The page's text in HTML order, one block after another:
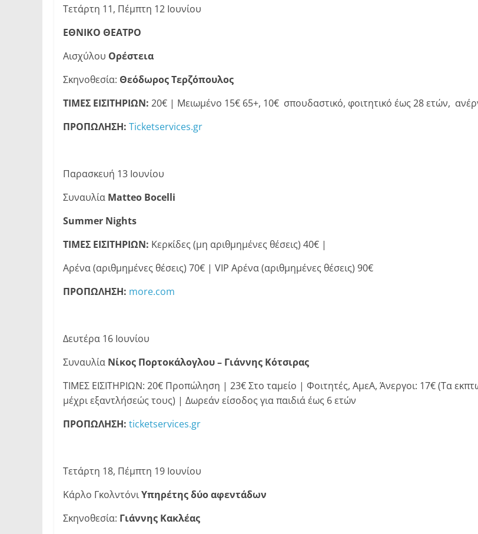
Τετάρτη 11, Πέμπτη 12 Ιουνίου
ΕΘΝΙΚΟ ΘΕΑΤΡΟ
Αισχύλου Ορέστεια
Σκηνοθεσία: Θεόδωρος Τερζόπουλος
ΤΙΜΕΣ ΕΙΣΙΤΗΡΙΩΝ: 20€ | Μειωμένο 15€ 65+, 10€ σπουδαστικό, φοιτητικό έως 28 ετών,
ΠΡΟΠΩΛΗΣΗ: Ticketservices.gr
Παρασκευή 13 Ιουνίου
Συναυλία Matteo Bocelli
Summer Nights
ΤΙΜΕΣ ΕΙΣΙΤΗΡΙΩΝ: Κερκίδες (μη αριθμημένες θέσεις) 40€ |
Αρένα (αριθμημένες θέσεις) 70€ | VIP Αρένα (αριθμημένες θέσεις) 90€
ΠΡΟΠΩΛΗΣΗ: more.com
Δευτέρα 16 Ιουνίου
Συναυλία Νίκος Πορτοκάλογλου – Γιάννης Κότσιρας
ΤΙΜΕΣ ΕΙΣΙΤΗΡΙΩΝ: 20€ Προπώληση | 23€ Στο ταμείο | Φοιτητές, ΑμεΑ, Άνεργοι: 17€ (Τα
μέχρι εξαντλήσεώς τους) | Δωρεάν είσοδος για παιδιά έως 6 ετών
ΠΡΟΠΩΛΗΣΗ: ticketservices.gr
Τετάρτη 18, Πέμπτη 19 Ιουνίου
Κάρλο ΓκολντόνιΥπηρέτης δύο αφεντάδων
Σκηνοθεσία: Γιάννης Κακλέας